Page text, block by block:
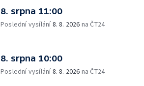
8. srpna 11:00
Poslední vysílání8. 8. 2026 na ČT24
8. srpna 10:00
Poslední vysílání8. 8. 2026 na ČT24